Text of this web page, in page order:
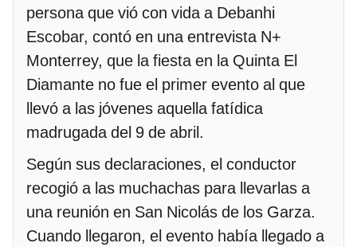
persona que vió con vida a Debanhi
Escobar, contó en una entrevista N+
Monterrey, que la fiesta en la Quinta El
Diamante no fue el primer evento al que
llevó a las jóvenes aquella fatídica
madrugada del 9 de abril.
Según sus declaraciones, el conductor
recogió a las muchachas para llevarlas a
una reunión en San Nicolás de los Garza.
Cuando llegaron, el evento había llegado a